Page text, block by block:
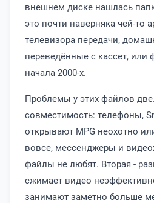
внешнем диске нашлась
это почти наверняка чей-то
телевизора передачи,
переведённые с кассет,
начала 2000-х.
Проблемы у этих файлов
совместимость: телефоны,
открывают MPG неохотно
вовсе, мессенджеры и
файлы не любят. Вторая -
сжимает видео
занимают заметно больше